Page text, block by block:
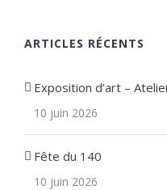
ARTICLES RÉCENTS
Exposition d’art –
10 juin 2026
Fête du 140
10 juin 2026